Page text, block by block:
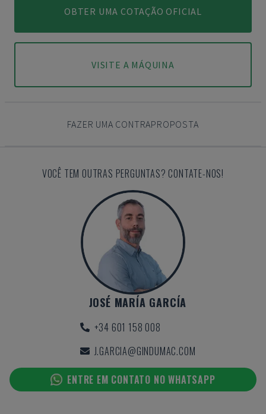
OBTER UMA COTAÇÃO OFICIAL
VISITE A MÁQUINA
FAZER UMA CONTRAPROPOSTA
VOCÊ TEM OUTRAS PERGUNTAS? CONTATE-NOS!
JOSÉ MARÍA GARCÍA
+34 601 158 008
J.GARCIA@GINDUMAC.COM
ENTRE EM CONTATO NO WHATSAPP